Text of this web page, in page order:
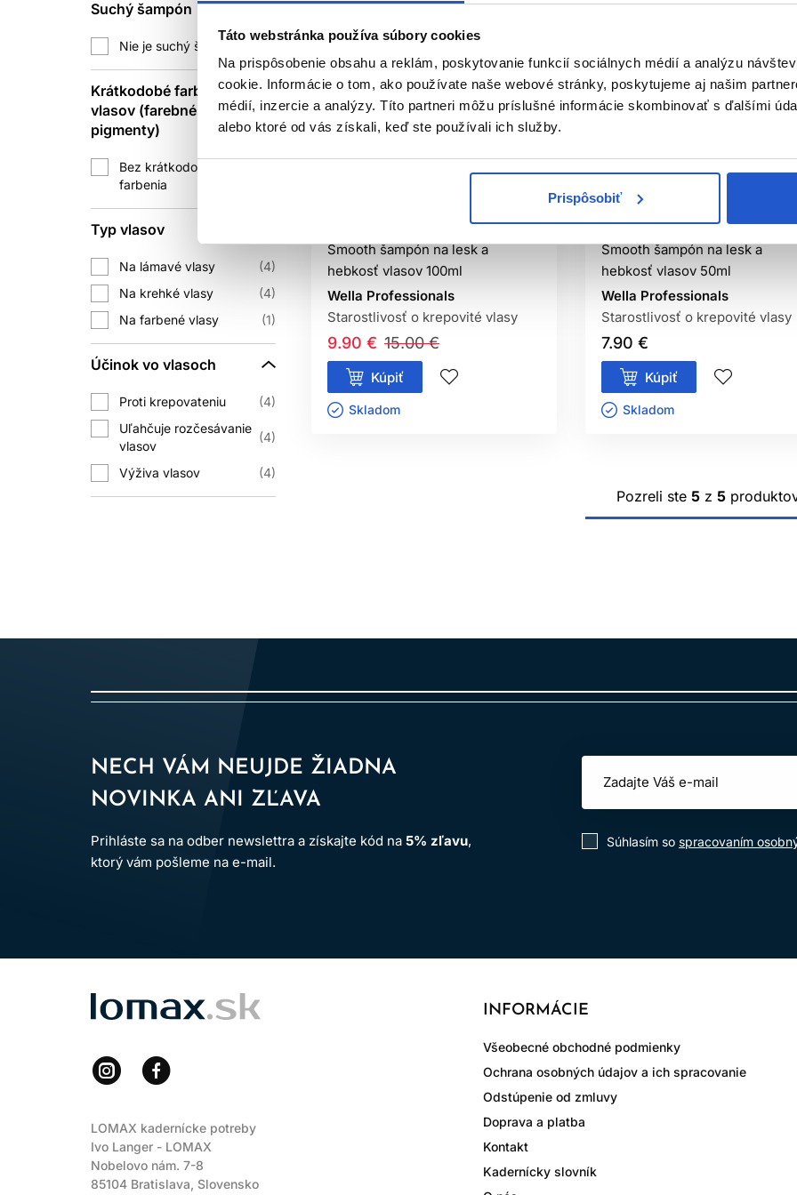
Táto webstránka používa súbory cookies
Na prispôsobenie obsahu a reklám, poskytovanie funkcií sociálnych médií a analýzu
cookie. Informácie o tom, ako používate naše webové stránky, poskytujeme aj našim
médií, inzercie a analýzy. Títo partneri môžu príslušné informácie skombinovať s ďalšími
alebo ktoré od vás získali, keď ste používali ich služby.
Prispôsobiť
JE VHODNÝ NA MASTNÚ POKOŽKU?
Môže byť, ak dostatočne čistí pokožku. Bohaté kondicionačné produkty aplikujte
AKO RÝCHLO SA UKÁŽE VÝSLEDOK?
Suchý šampón
Nie je suchý šampón
Krátkodobé farbenie
vlasov (farebné
pigmenty)
Bez krátkodobého
farbenia
Typ vlasov
Na lámavé vlasy
4
Na krehké vlasy
4
Na farbené vlasy
1
Účinok vo vlasoch
Proti krepovateniu
4
Uľahčuje rozčesávanie
vlasov
4
Výživa vlasov 4
Wella Professionals Ultimate
Smooth šampón na lesk a
hebkosť vlasov 100ml
Wella Professionals
Starostlivosť o krepovité vlasy
15.00 €
9.90 €
Kúpiť
Skladom ㅤ
Wella Professionals Ultimate
Smooth šampón na lesk a
hebkosť vlasov 50ml
Wella Professionals
Starostlivosť o krepovité vlasy
7.90 €
Kúpiť
Skladom ㅤ
Pozreli ste 5 z 5
NECH VÁM NEUJDE ŽIADNA
NOVINKA ANI ZĽAVA
Prihláste sa na odber newslettra a získajte kód na 5% zľavu,
ktorý vám pošleme na e-mail.
Súhlasím so spracovaním
LOMAX
LOMAX kadernícke potreby
Ivo Langer - LOMAX
Nobelovo nám. 7-8
85104 Bratislava, Slovensko
INFORMÁCIE
Všeobecné obchodné podmienky
Ochrana osobných údajov a ich spracovanie
Odstúpenie od zmluvy
Doprava a platba
Kontakt
Kadernícky slovník